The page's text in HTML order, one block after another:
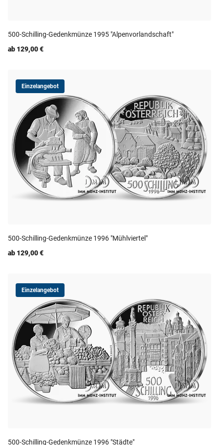
500-Schilling-Gedenkmünze 1995 "Alpenvorlandschaft"
ab 129,00 €
Einzelangebot
500-Schilling-Gedenkmünze 1996 "Mühlviertel"
ab 129,00 €
Einzelangebot
500-Schilling-Gedenkmünze 1996 "Städte"